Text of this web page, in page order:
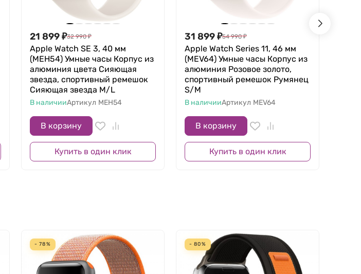
21 899₽32 990 ₽
Apple Watch SE 3, 40 мм
(MEH54) Умные часы Корпус из
алюминия цвета Сияющая
звезда, спортивный ремешок
Сияющая звезда M/L
В наличииАртикул MEH54
В корзину
Купить в один клик
31 899₽54 990 ₽
Apple Watch Series 11, 46 мм
(MEV64) Умные часы Корпус из
алюминия Розовое золото,
спортивный ремешок Румянец
S/M
В наличииАртикул MEV64
В корзину
Купить в один клик
- 78% - 80%